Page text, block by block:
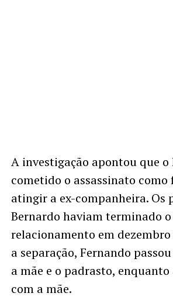
A investigação apontou que
cometido o assassinato como
atingir a ex-companheira. Os
Bernardo haviam terminado o
relacionamento em dezembro
a separação, Fernando
a mãe e o padrasto,
com a mãe.